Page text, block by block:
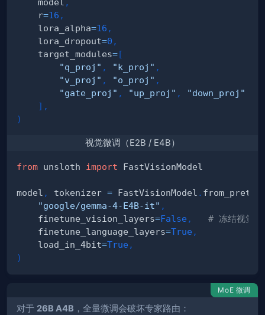
    r
=16 ,
    lora_alpha
=16 ,
    lora_dropout
=0 ,
    target_modules
=[
"q_proj" , "k_proj" ,
"v_proj" , "o_proj" ,
"gate_proj" , "up_proj" ,
"down_proj"
] ,
)
视觉微调（E2B / E4B）
from unsloth import
model , tokenizer = FastVisionModel .
"google/gemma-4-E4B-it" ,
    finetune_vision_layers
=False ,
# 冻结视觉编
    finetune_language_layers
=True ,
    load_in_4bit
=True ,
)
MoE 微调
对于 26B A4B ，全量微调会破坏专家路由：